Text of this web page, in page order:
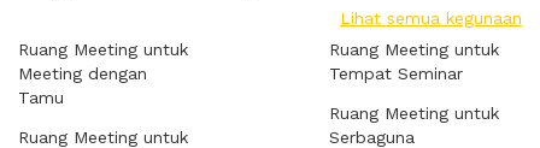
Lihat semua kegunaan
Ruang Meeting untuk
Meeting dengan
Tamu
Ruang Meeting untuk
Ruang Meeting untuk
Tempat Seminar
Ruang Meeting untuk
Serbaguna